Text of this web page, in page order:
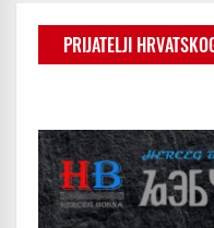
PRIJATELJI